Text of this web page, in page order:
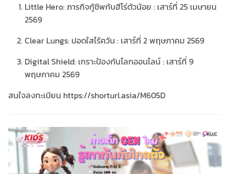
Little Hero: ภารกิจกู้ชีพกับฮีโร่ตัวน้อย : เสาร์ที่ 25 เมษายน
2569
Clear Lungs: ปอดใสไร้ควัน : เสาร์ที่ 2 พฤษภาคม 2569
Digital Shield: เกราะป้องกันโลกออนไลน์ : เสาร์ที่ 9
พฤษภาคม 2569
สนใจลงทะเบียน https://shorturl.asia/M605D